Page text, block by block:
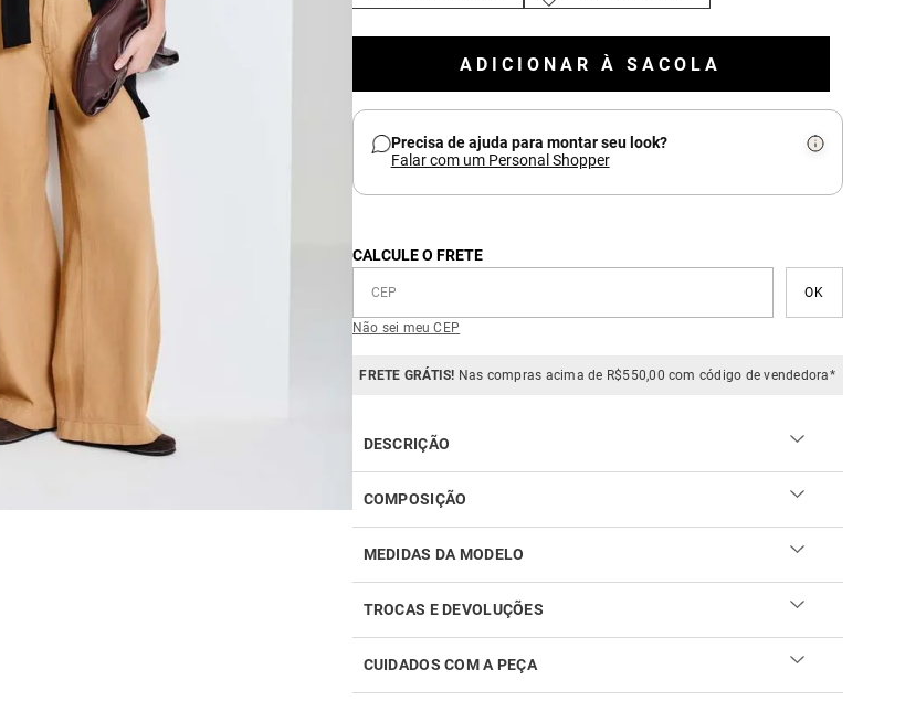
ADICIONAR À SACOLA
Precisa de ajuda para montar seu look?
Falar com um Personal Shopper
CALCULE O FRETE
Não sei meu CEP
FRETE GRÁTIS! Nas compras acima de R$550,00 com código de vendedora*
DESCRIÇÃO
COMPOSIÇÃO
MEDIDAS DA MODELO
TROCAS E DEVOLUÇÕES
Realizar sua troca ou devolução é fácil. Confira maiores
informações nolink
CUIDADOS COM A PEÇA